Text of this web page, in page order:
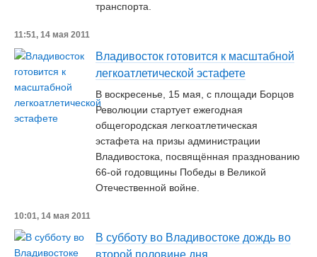
транспорта.
11:51, 14 мая 2011
Владивосток готовится к масштабной
легкоатлетической эстафете
В воскресенье, 15 мая, с площади Борцов
Революции стартует ежегодная
общегородская легкоатлетическая
эстафета на призы администрации
Владивостока, посвящённая празднованию
66-ой годовщины Победы в Великой
Отечественной войне.
10:01, 14 мая 2011
В субботу во Владивостоке дождь во
второй половине дня